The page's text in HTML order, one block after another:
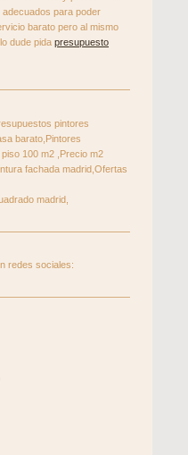
para poder
barato pero al mismo
dude pida presupuesto
pintores
barato,Pintores
100 m2 ,Precio m2
fachada madrid,Ofertas
madrid,
redes sociales: